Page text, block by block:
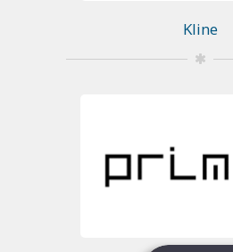
Kline